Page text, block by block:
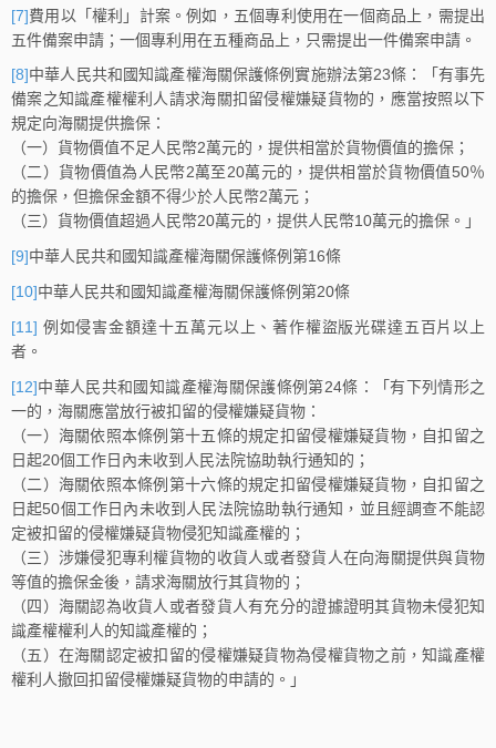
[7]費用以「權利」計案。例如，五個專利使用在一個商品上，需提出
五件備案申請；一個專利用在五種商品上，只需提出一件備案申請。
[8]中華人民共和國知識產權海關保護條例實施辦法第23條：「有事先
備案之知識產權權利人請求海關扣留侵權嫌疑貨物的，應當按照以下
規定向海關提供擔保：
（一）貨物價值不足人民幣2萬元的，提供相當於貨物價值的擔保；
（二）貨物價值為人民幣2萬至20萬元的，提供相當於貨物價值50％
的擔保，但擔保金額不得少於人民幣2萬元；
（三）貨物價值超過人民幣20萬元的，提供人民幣10萬元的擔保。」
[9]中華人民共和國知識產權海關保護條例第16條
[10]中華人民共和國知識產權海關保護條例第20條
[11] 例如侵害金額達十五萬元以上、著作權盜版光碟達五百片以上
者。
[12]中華人民共和國知識產權海關保護條例第24條：「有下列情形之
一的，海關應當放行被扣留的侵權嫌疑貨物：
（一）海關依照本條例第十五條的規定扣留侵權嫌疑貨物，自扣留之
日起20個工作日內未收到人民法院協助執行通知的；
（二）海關依照本條例第十六條的規定扣留侵權嫌疑貨物，自扣留之
日起50個工作日內未收到人民法院協助執行通知，並且經調查不能認
定被扣留的侵權嫌疑貨物侵犯知識產權的；
（三）涉嫌侵犯專利權貨物的收貨人或者發貨人在向海關提供與貨物
等值的擔保金後，請求海關放行其貨物的；
（四）海關認為收貨人或者發貨人有充分的證據證明其貨物未侵犯知
識產權權利人的知識產權的；
（五）在海關認定被扣留的侵權嫌疑貨物為侵權貨物之前，知識產權
權利人撤回扣留侵權嫌疑貨物的申請的。」